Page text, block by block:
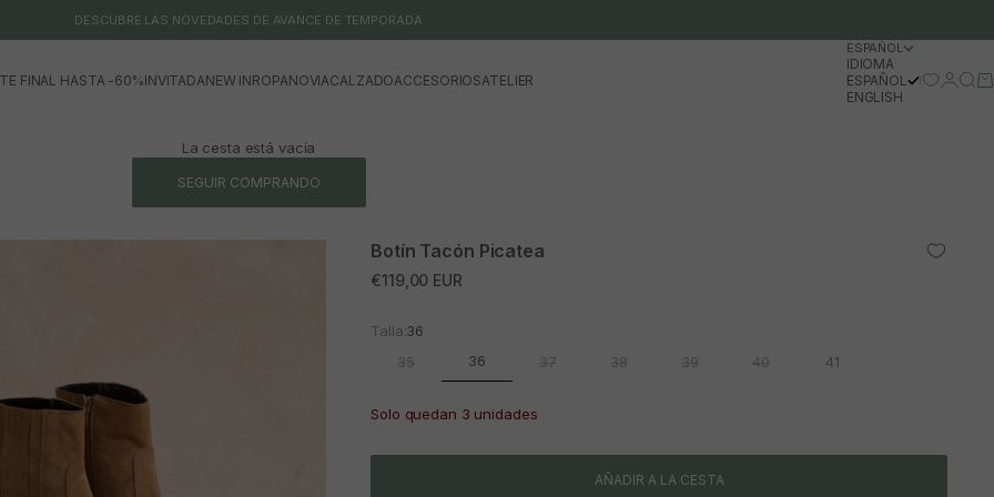
DESCUBRE LAS NOVEDADES DE AVANCE DE TEMPORADA
FINAL HASTA -60%INVITADANEW INROPANOVIACALZADOACCESORIOSATELIER
ESPAÑOL
IDIOMA
ESPAÑOL
ENGLISH
Iniciar
La cesta está vacía
SEGUIR COMPRANDO
Botín Tacón Picatea
Precio de oferta
€119,00 EUR
Talla:36
35
36 37 38 39 40 41
Solo quedan 3 unidades
AÑADIR A LA CESTA